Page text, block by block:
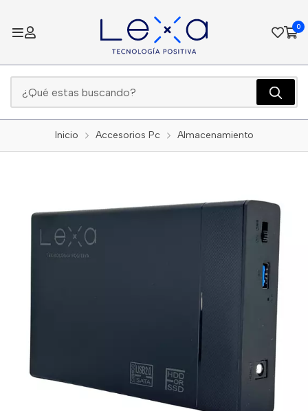
0
Inicio Accesorios Pc Almacenamiento